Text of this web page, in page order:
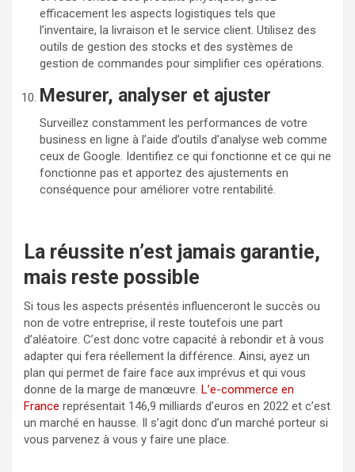
efficacement les aspects logistiques tels que
l’inventaire, la livraison et le service client. Utilisez des
outils de gestion des stocks et des systèmes de
gestion de commandes pour simplifier ces opérations.
Mesurer, analyser et ajuster
Surveillez constamment les performances de votre
business en ligne à l’aide d’outils d’analyse web comme
ceux de Google. Identifiez ce qui fonctionne et ce qui ne
fonctionne pas et apportez des ajustements en
conséquence pour améliorer votre rentabilité.
La réussite n’est jamais garantie,
mais reste possible
Si tous les aspects présentés influenceront le succès ou
non de votre entreprise, il reste toutefois une part
d’aléatoire. C’est donc votre capacité à rebondir et à vous
adapter qui fera réellement la différence. Ainsi, ayez un
plan qui permet de faire face aux imprévus et qui vous
donne de la marge de manœuvre. L’e-commerce en
France représentait 146,9 milliards d’euros en 2022 et c’est
un marché en hausse. Il s’agit donc d’un marché porteur si
vous parvenez à vous y faire une place.